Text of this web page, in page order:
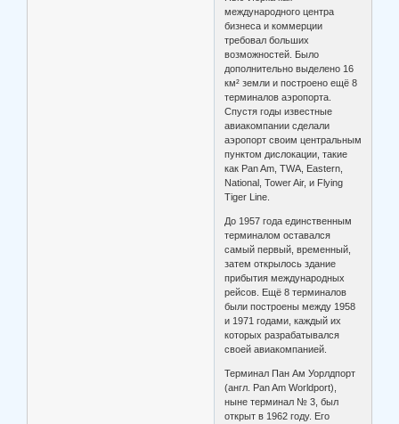
международного центра
бизнеса и коммерции
требовал больших
возможностей. Было
дополнительно выделено 16
км² земли и построено ещё 8
терминалов аэропорта.
Спустя годы известные
авиакомпании сделали
аэропорт своим центральным
пунктом дислокации, такие
как Pan Am, TWA, Eastern,
National, Tower Air, и Flying
Tiger Line.
До 1957 года единственным
терминалом оставался
самый первый, временный,
затем открылось здание
прибытия международных
рейсов. Ещё 8 терминалов
были построены между 1958
и 1971 годами, каждый их
которых разрабатывался
своей авиакомпанией.
Терминал Пан Ам Уорлдпорт
(англ. Pan Am Worldport),
ныне терминал № 3, был
открыт в 1962 году. Его